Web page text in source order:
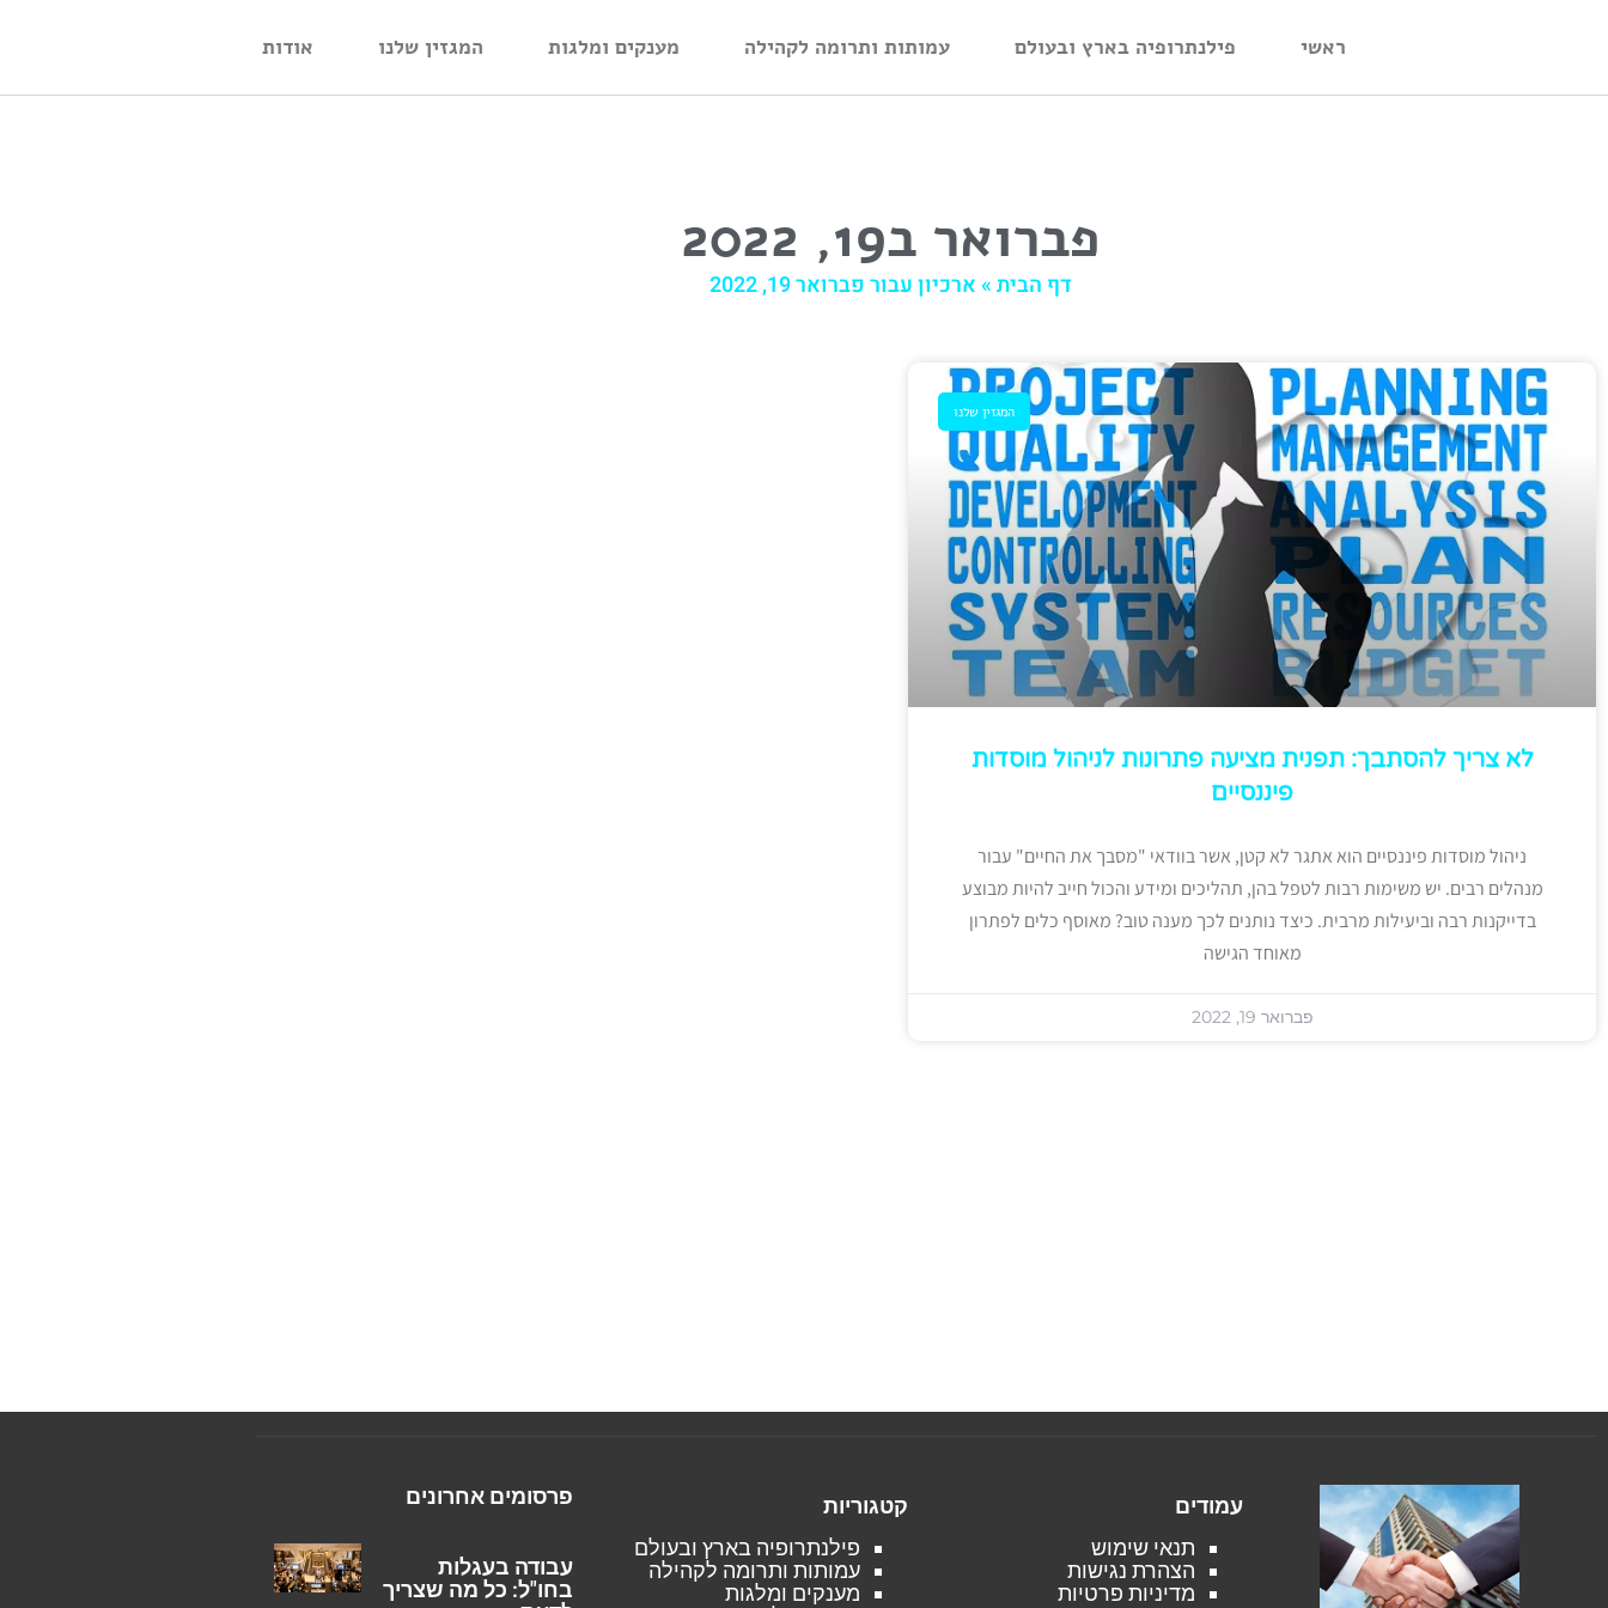
ראשי פילנתרופיה בארץ ובעולם עמותות ותרומה לקהילה מענקים ומלגות המגזין שלנו אודות
פברואר ב19, 2022
דף הבית»ארכיון עבור פברואר 19, 2022
המגזין שלנו
לא צריך להסתבך: תפנית מציעה פתרונות לניהול מוסדות
פיננסיים
ניהול מוסדות פיננסיים הוא אתגר לא קטן, אשר בוודאי "מסבך את החיים" עבור
מנהלים רבים. יש משימות רבות לטפל בהן, תהליכים ומידע והכול חייב להיות מבוצע
בדייקנות רבה וביעילות מרבית. כיצד נותנים לכך מענה טוב? מאוסף כלים לפתרון
מאוחד הגישה
פברואר 19, 2022
עמודים
תנאי שימוש
הצהרת נגישות
מדיניות פרטיות
קטגוריות
פילנתרופיה בארץ ובעולם
עמותות ותרומה לקהילה
מענקים ומלגות
פרסומים אחרונים
עבודה בעגלות
בחו"ל: כל מה שצריך